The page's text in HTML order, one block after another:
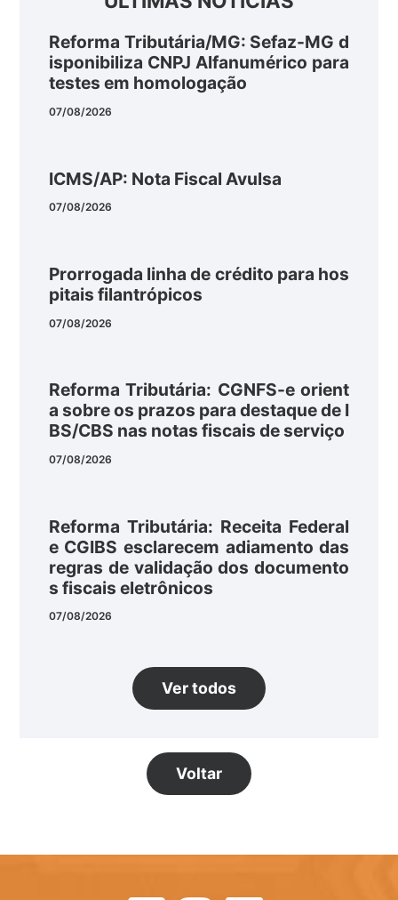
Reforma Tributária/MG: Sefaz-MG d
isponibiliza CNPJ Alfanumérico para
testes em homologação
07/08/2026
ICMS/AP: Nota Fiscal Avulsa
07/08/2026
Prorrogada linha de crédito para hos
pitais filantrópicos
07/08/2026
Reforma Tributária: CGNFS-e orient
a sobre os prazos para destaque de I
BS/CBS nas notas fiscais de serviço
07/08/2026
Reforma Tributária: Receita Federal
e CGIBS esclarecem adiamento das
regras de validação dos documento
s fiscais eletrônicos
07/08/2026
Ver todos
Voltar